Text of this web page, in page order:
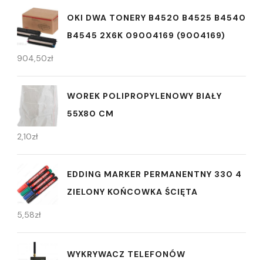
OKI DWA TONERY B4520 B4525 B4540
B4545 2X6K 09004169 (9004169)
904,50zł
WOREK POLIPROPYLENOWY BIAŁY
55X80 CM
2,10zł
EDDING MARKER PERMANENTNY 330 4
ZIELONY KOŃCOWKA ŚCIĘTA
5,58zł
WYKRYWACZ TELEFONÓW